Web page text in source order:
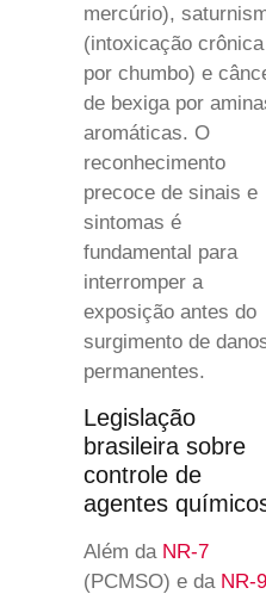
mercúrio),
(intoxicação crônica
por chumbo) e
de bexiga por
aromáticas. O
reconhecimento
precoce de sinais e
sintomas é
fundamental para
interromper a
exposição antes do
surgimento de
permanentes.
Legislação
brasileira sobre
controle de
agentes
Além da NR-7
(PCMSO) e da NR-9